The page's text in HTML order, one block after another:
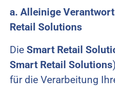
a. Alleinige
Retail Solutions
Die Smart Retail
Smart Retail Solutions
für die Verarbeitung